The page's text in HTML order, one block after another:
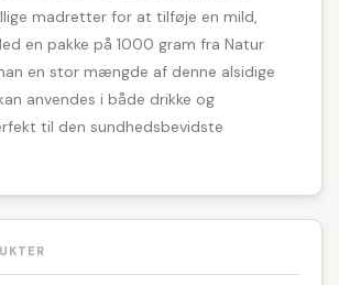
madretter for at tilføje en mild,
en pakke på 1000 gram fra Natur
en stor mængde af denne alsidige
anvendes i både drikke og
til den sundhedsbevidste